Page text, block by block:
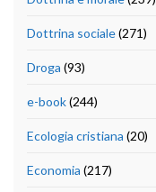
Dottrina sociale(271)
Droga (93)
e-book(244)
Ecologia cristiana (20)
Economia (217)